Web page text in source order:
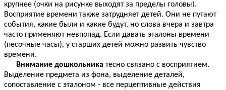
крупнее (очки на рисунке выходят за пределы головы).
Восприятие времени также затрудняет детей. Они не путают
события, какие были и какие будут, но слова вчера и завтра
часто применяют невпопад. Если давать эталоны времени
(песочные часы), у старших детей можно развить чувство
времени.
Внимание дошкольника тесно связано с восприятием.
Выделение предмета из фона, выделение деталей,
сопоставление с эталоном - все перцептивные действия